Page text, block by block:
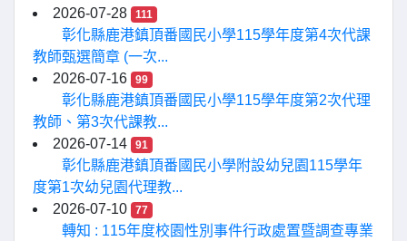
2026-07-28
111
彰化縣鹿港鎮頂番國民小學115學年度第4次代課
教師甄選簡章 (一次...
2026-07-16
99
彰化縣鹿港鎮頂番國民小學115學年度第2次代理
教師、第3次代課教...
2026-07-14
91
彰化縣鹿港鎮頂番國民小學附設幼兒園115學年
度第1次幼兒園代理教...
2026-07-10
77
轉知 : 115年度校園性別事件行政處置暨調查專業